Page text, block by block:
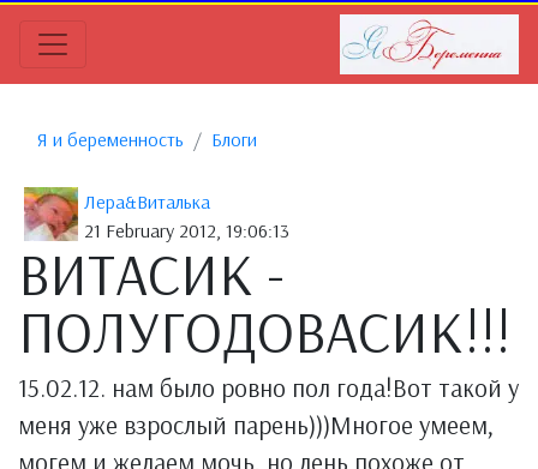
Я и беременность Блоги
Лера&Виталька
21 February 2012, 19:06:13
ВИТАСИК -
ПОЛУГОДОВАСИК!!!
15.02.12. нам было ровно пол года!Вот такой у
меня уже взрослый парень)))Многое умеем,
могем и желаем мочь, но лень похоже от